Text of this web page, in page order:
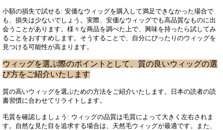
小額の損失で試せる: 安価なウィッグを購入して満足できなかった場合で
も、損失は少ないでしょう。実際、安価なウィッグでも高品質なものに出
会うことがあります。様々な商品を調べた上で、興味を持ったら試してみ
ることをおすすめします。そうすることで、自分にぴったりのウィッグを
見つける可能性が高まります。
ウィッグを選ぶ際のポイントとして、質の良いウィッグの選
び方をご紹介いたします
質の高いウィッグを選ぶための方法をご紹介いたします。日本の読者の読
書習慣に合わせてリライトします。
毛質を確認しましょう: ウィッグの品質は毛質によって大きく左右されま
す。自然な見た目を追求する場合は、天然毛ウィッグが最適です。また、